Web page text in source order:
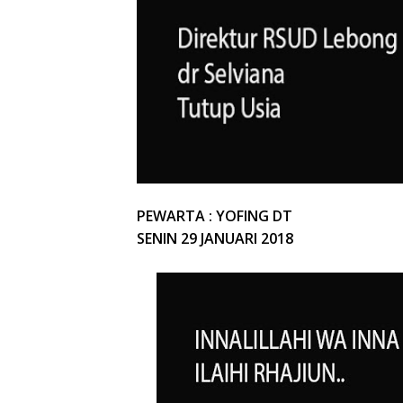
PEWARTA : YOFING DT
SENIN 29 JANUARI 2018